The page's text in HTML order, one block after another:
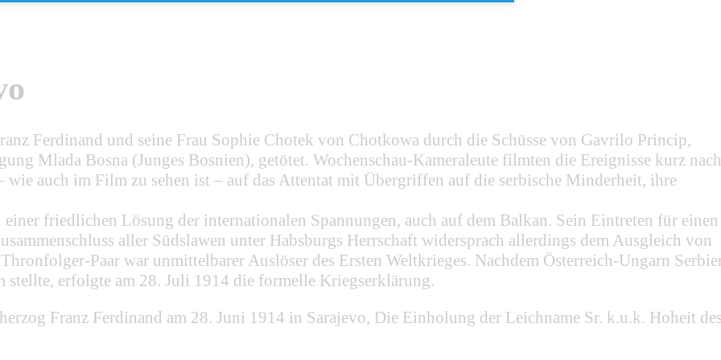
Ferdinand und seine Frau Sophie Chotek von Chotkowa durch die Schüsse von Gavrilo Princip,
Mlada Bosna (Junges Bosnien), getötet. Wochenschau-Kameraleute filmten die Ereignisse kurz nach
wie auch im Film zu sehen ist – auf das Attentat mit Übergriffen auf die serbische Minderheit, ihre
friedlichen Lösung der internationalen Spannungen, auch auf dem Balkan. Sein Eintreten für einen
aller Südslawen unter Habsburgs Herrschaft widersprach allerdings dem Ausgleich von
Paar war unmittelbarer Auslöser des Ersten Weltkrieges. Nachdem Österreich-Ungarn
erfolgte am 28. Juli 1914 die formelle Kriegserklärung.
Franz Ferdinand am 28. Juni 1914 in Sarajevo, Die Einholung der Leichname Sr. k.u.k. Hoheit